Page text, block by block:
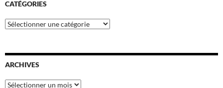
CATÉGORIES
Catégories
ARCHIVES
Archives